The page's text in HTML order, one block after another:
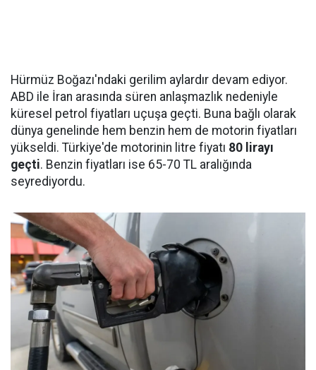
Hürmüz Boğazı'ndaki gerilim aylardır devam ediyor.
ABD ile İran arasında süren anlaşmazlık nedeniyle
küresel petrol fiyatları uçuşa geçti. Buna bağlı olarak
dünya genelinde hem benzin hem de motorin fiyatları
yükseldi. Türkiye'de motorinin litre fiyatı 80 lirayı
geçti. Benzin fiyatları ise 65-70 TL aralığında
seyrediyordu.